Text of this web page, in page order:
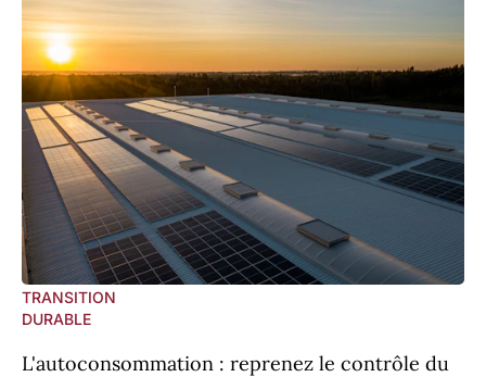
TRANSITION
DURABLE
L'autoconsommation : reprenez le contrôle du